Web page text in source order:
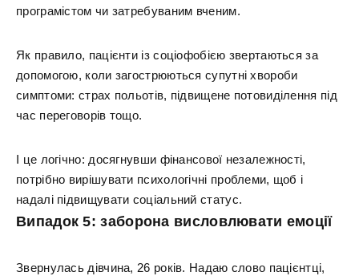
програмістом чи затребуваним вченим.
Як правило, пацієнти із соціофобією звертаються за
допомогою, коли загострюються супутні хвороби
симптоми: страх польотів, підвищене потовиділення під
час переговорів тощо.
І це логічно: досягнувши фінансової незалежності,
потрібно вирішувати психологічні проблеми, щоб і
надалі підвищувати соціальний статус.
Випадок 5: заборона висловлювати емоції
Звернулась дівчина, 26 років. Надаю слово пацієнтці,